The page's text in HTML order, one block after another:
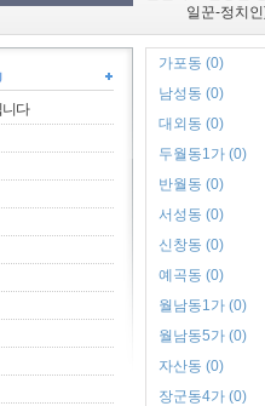
일꾼-정치
다
가포동 (0)
남성동 (0)
대외동 (0)
두월동1가 (0)
반월동 (0)
서성동 (0)
신창동 (0)
예곡동 (0)
월남동1가 (0)
월남동5가 (0)
자산동 (0)
장군동4가 (0)